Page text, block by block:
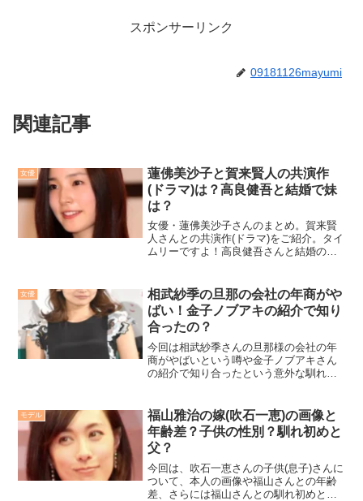
スポンサーリンク
09181126mayumi
関連記事
女優
蓮佛美沙子と賀来賢人の共演作
(ドラマ)は？高良健吾と結婚で妹
は？
女優・蓮佛美沙子さんのまとめ。賀来賢
人さんとの共演作(ドラマ)をご紹介。タイ
ムリーですよ！高良健吾さんと結婚の噂
ます！
女優
相武紗季の旦那の会社の年商がや
ばい！金子ノブアキの紹介で知り
合ったの？
今回は相武紗季さんの旦那様の会社の年
商がやばいという噂や金子ノブアキさん
の紹介で知り合ったという意外な馴れ初
します！
モデル
福山雅治の嫁(吹石一恵)の画像と
年齢差？子供の性別？馴れ初めと
父？
今回は、吹石一恵さんの子供(息子)さんに
ついて、本人の画像や福山さんとの年齢
差、さらには福山さんとの馴れ初めと吹